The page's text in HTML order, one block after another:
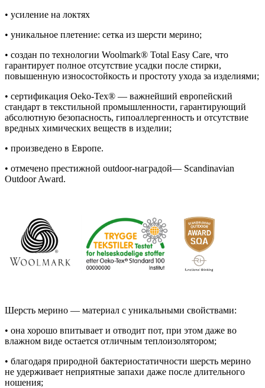
• усиление на локтях
• уникальное плетение: сетка из шерсти мерино;
• создан по технологии Woolmark® Total Easy Care, что
гарантирует полное отсутствие усадки после стирки,
повышенную износостойкость и простоту ухода за изделиями;
• сертификация Oeko-Tex® — важнейший европейский
стандарт в текстильной промышленности, гарантирующий
абсолютную безопасность, гипоаллергенность и отсутствие
вредных химических веществ в изделии;
• произведено в Европе.
• отмечено престижной outdoor-наградой— Scandinavian
Outdoor Award.
Шерсть мерино — материал с уникальными свойствами:
• она хорошо впитывает и отводит пот, при этом даже во
влажном виде остается отличным теплоизолятором;
• благодаря природной бактериостатичности шерсть мерино
не удерживает неприятные запахи даже после длительного
ношения;